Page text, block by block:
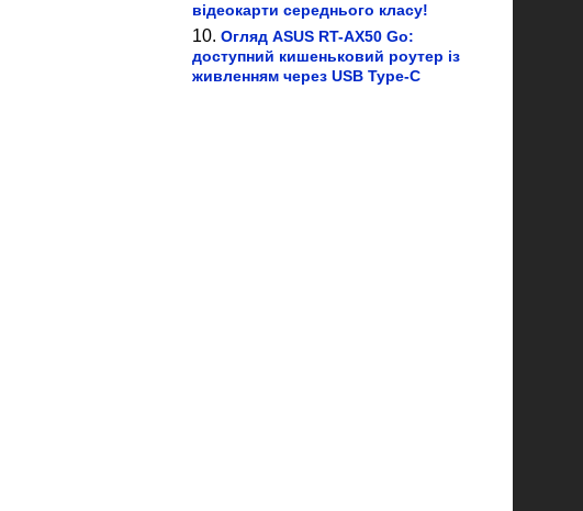
відеокарти середнього класу!
Огляд ASUS RT-AX50 Go:
доступний кишеньковий роутер із
живленням через USB Type-C